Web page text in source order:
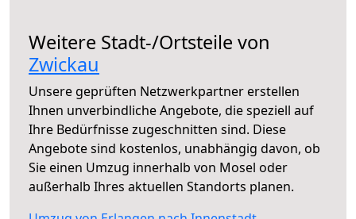
Weitere Stadt-/Ortsteile von
Zwickau
Unsere geprüften Netzwerkpartner erstellen
Ihnen unverbindliche Angebote, die speziell auf
Ihre Bedürfnisse zugeschnitten sind. Diese
Angebote sind kostenlos, unabhängig davon, ob
Sie einen Umzug innerhalb von Mosel oder
außerhalb Ihres aktuellen Standorts planen.